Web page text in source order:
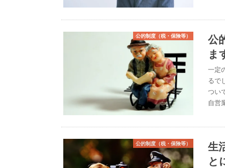
公的制度（税・保険等）
公
ま
一定
るで
つい
自営
公的制度（税・保険等）
生
と